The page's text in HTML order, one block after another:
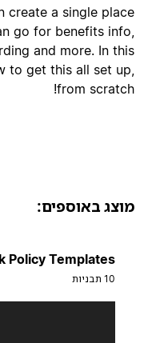
can create a single
can go for benefits
and more. In
how to get this all set
from
באוספים:
Policy Templates